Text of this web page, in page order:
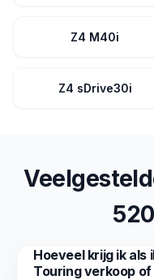
Z4 M40i
Z4 sDrive30i
Hoeveel krijg ik als
Touring verkoop